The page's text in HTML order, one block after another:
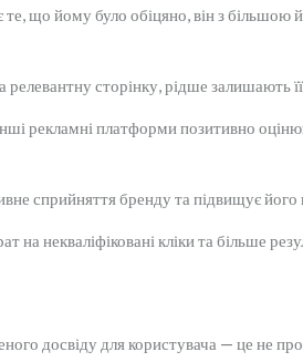
що йому було обіцяно, він з більшою
релевантну сторінку, рідше залишають
рекламні платформи позитивно
сприйняття бренду та підвищує його
на некваліфіковані кліки та більше
досвіду для користувача — це не